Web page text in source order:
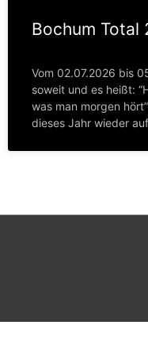
Bochum Total
Vom 02.07.2026 bis
soweit und es heißt:
was man morgen
dieses Jahr wieder auf